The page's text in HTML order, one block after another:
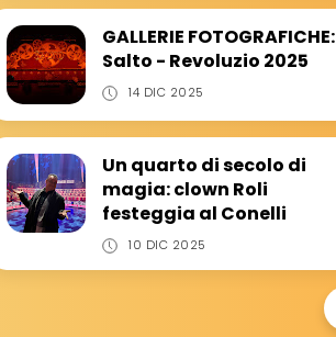
GALLERIE FOTOGRAFICHE:
Salto - Revoluzio 2025
14 DIC 2025
Un quarto di secolo di
magia: clown Roli
festeggia al Conelli
10 DIC 2025